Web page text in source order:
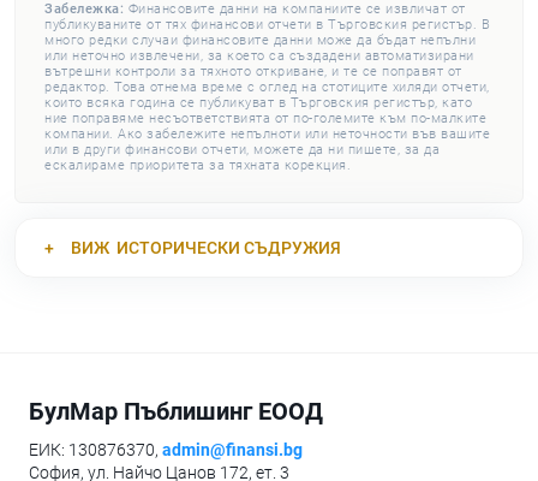
Забележка: Финансовите данни на компаниите се извличат от
публикуваните от тях финансови отчети в Търговския регистър. В
много редки случаи финансовите данни може да бъдат непълни
или неточно извлечени, за което са създадени автоматизирани
вътрешни контроли за тяхното откриване, и те се поправят от
редактор. Това отнема време с оглед на стотиците хиляди отчети,
които всяка година се публикуват в Търговския регистър, като
ние поправяме несъответствията от по-големите към по-малките
компании. Ако забележите непълноти или неточности във вашите
или в други финансови отчети, можете да ни пишете, за да
ескалираме приоритета за тяхната корекция.
ВИЖ ИСТОРИЧЕСКИ СЪДРУЖИЯ
БулМар Пъблишинг ЕООД
ЕИК: 130876370, admin@finansi.bg
София, ул. Найчо Цанов 172, ет. 3